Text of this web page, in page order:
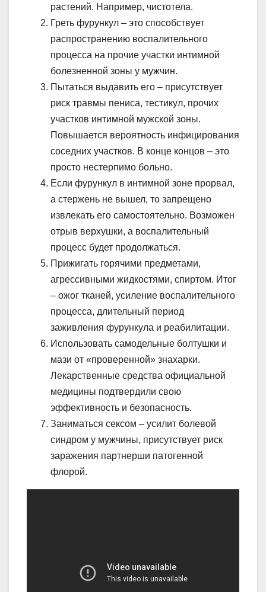
растений. Например, чистотела.
Греть фурункул – это способствует
распространению воспалительного
процесса на прочие участки интимной
болезненной зоны у мужчин.
Пытаться выдавить его – присутствует
риск травмы пениса, тестикул, прочих
участков интимной мужской зоны.
Повышается вероятность инфицирования
соседних участков. В конце концов – это
просто нестерпимо больно.
Если фурункул в интимной зоне прорвал,
а стержень не вышел, то запрещено
извлекать его самостоятельно. Возможен
отрыв верхушки, а воспалительный
процесс будет продолжаться.
Прижигать горячими предметами,
агрессивными жидкостями, спиртом. Итог
– ожог тканей, усиление воспалительного
процесса, длительный период
заживления фурункула и реабилитации.
Использовать самодельные болтушки и
мази от «проверенной» знахарки.
Лекарственные средства официальной
медицины подтвердили свою
эффективность и безопасность.
Заниматься сексом – усилит болевой
синдром у мужчины, присутствует риск
заражения партнерши патогенной
флорой.